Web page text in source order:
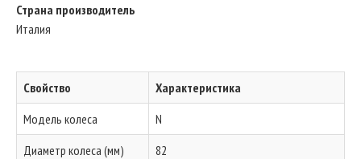
Страна производитель
Италия
Свойство
Характеристика
Модель колеса
N
Диаметр колеса (мм)
82